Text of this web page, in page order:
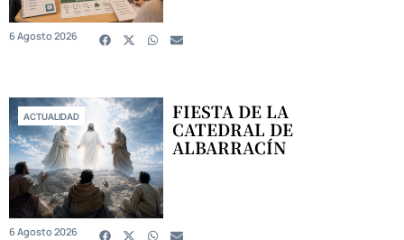
6 Agosto 2026
ACTUALIDAD FIESTA DE LA
CATEDRAL DE
ALBARRACÍN
6 Agosto 2026